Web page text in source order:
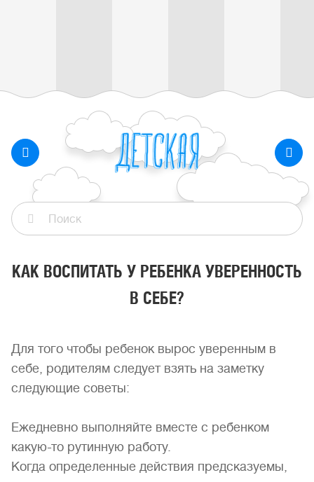
КАК ВОСПИТАТЬ У РЕБЕНКА УВЕРЕННОСТЬ
В СЕБЕ?
Для того чтобы ребенок вырос уверенным в
себе, родителям следует взять на заметку
следующие советы:
Ежедневно выполняйте вместе с ребенком
какую-то рутинную работу.
Когда определенные действия предсказуемы,